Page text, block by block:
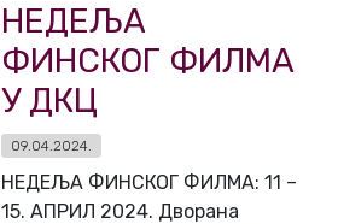
НЕДЕЉА
ФИНСКОГ ФИЛМА
У ДКЦ
09.04.2024.
НЕДЕЉА ФИНСКОГ ФИЛМА: 11 –
15. АПРИЛ 2024. Дворана